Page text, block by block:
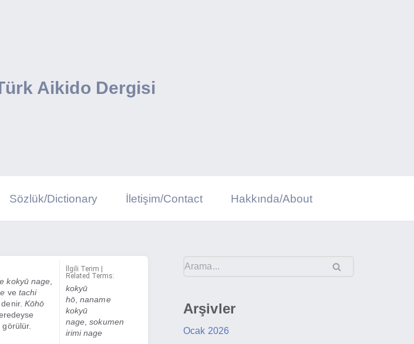
Aikido Dergisi
Sözlük/Dictionary İletişim/Contact Hakkında/About
kokyū nage
ve tachi
Kōhō
İlgili Terim |
Related Terms:
kokyū
hō, naname
kokyū
nage ,sokumen
irimi nage
Arşivler
Ocak 2026